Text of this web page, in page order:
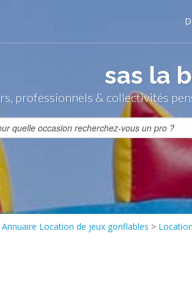
sas la
professionnels & collectivités
Annuaire Location de jeux gonflables >